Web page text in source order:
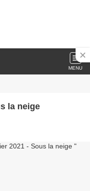
MENU
la neige